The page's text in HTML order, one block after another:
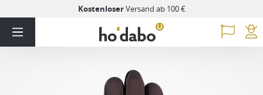
KostenloserVersand ab 100 €